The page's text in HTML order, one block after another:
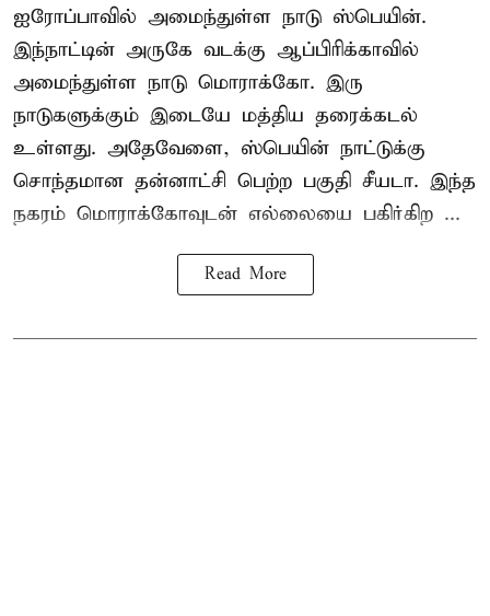
ஐரோப்பாவில் அமைந்துள்ள நாடு ஸ்பெயின்.
இந்நாட்டின் அருகே வடக்கு ஆப்பிரிக்காவில்
அமைந்துள்ள நாடு மொராக்கோ. இரு
நாடுகளுக்கும் இடையே மத்திய தரைக்கடல்
உள்ளது. அதேவேளை, ஸ்பெயின் நாட்டுக்கு
சொந்தமான தன்னாட்சி பெற்ற பகுதி சீயடா. இந்த
நகரம் மொராக்கோவுடன் எல்லையை பகிர்கிற ...
Read More